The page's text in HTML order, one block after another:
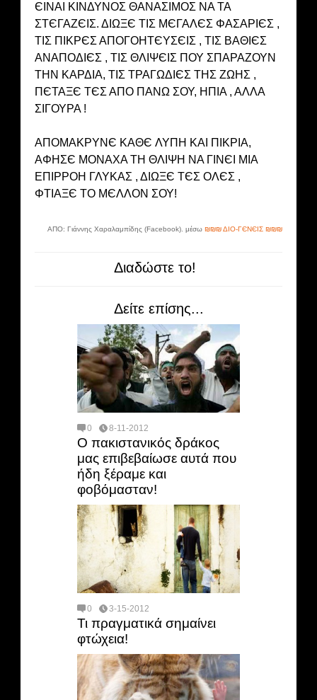
ЄΙΝΑΙ ΚΙΝΔΥΝΟΣ ΘΑΝΑΣΙΜΟΣ ΝΑ ΤΑ
ΣΤЄΓΑΖЄΙΣ. ΔΙΩΞЄ ΤΙΣ ΜЄΓΑΛЄΣ ΦΑΣΑΡΙЄΣ ,
ΤΙΣ ΠΙΚΡЄΣ ΑΠΟΓΟΗΤЄΥΣЄΙΣ , ΤΙΣ ΒΑΘΙЄΣ
ΑΝΑΠΟΔΙЄΣ , ΤΙΣ ΘΛΙΨЄΙΣ ΠΟΥ ΣΠΑΡΑΖΟΥΝ
ΤΗΝ ΚΑΡΔΙΑ, ΤΙΣ ΤΡΑΓΩΔΙЄΣ ΤΗΣ ΖΩΗΣ ,
ΠЄΤΑΞЄ ΤЄΣ ΑΠΟ ΠΑΝΩ ΣΟΥ, ΗΠΙΑ , ΑΛΛΑ
ΣΙΓΟΥΡΑ !
ΑΠΟΜΑΚΡΥΝЄ ΚΑΘЄ ΛΥΠΗ ΚΑΙ ΠΙΚΡΙΑ,
ΑΦΗΣЄ ΜΟΝΑΧΑ ΤΗ ΘΛΙΨΗ ΝΑ ΓΙΝЄΙ ΜΙΑ
ΕΠΙΡΡΟΗ ΓΛΥΚΑΣ , ΔΙΩΞЄ ΤЄΣ ΟΛЄΣ ,
ΦΤΙΑΞЄ ΤΟ ΜЄΛΛΟΝ ΣΟΥ!
ΑΠΟ: Γιάννης Χαραλαμπίδης (Facebook). μέσω ₪₪₪ ΔΙΟ-ΓЄΝЄΙΣ ₪₪₪
Διαδώστε το!
Δείτε επίσης...
0 8-11-2012
Ο πακιστανικός δράκος
μας επιβεβαίωσε αυτά που
ήδη ξέραμε και
φοβόμασταν!
0 3-15-2012
Τι πραγματικά σημαίνει
φτώχεια!